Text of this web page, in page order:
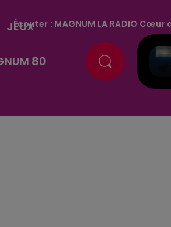
JEUX
80
Écouter : MAGNUM LA RADIO Cœur